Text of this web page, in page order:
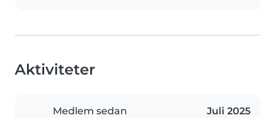
Aktiviteter
Medlem sedan Juli 2025